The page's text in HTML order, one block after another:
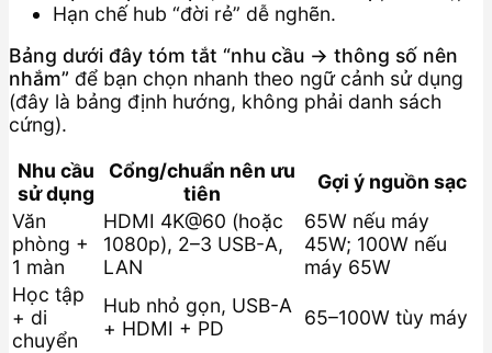
Hạn chế hub “đời rẻ” dễ nghẽn.
Bảng dưới đây tóm tắt “nhu cầu → thông số nên
nhắm” để bạn chọn nhanh theo ngữ cảnh sử dụng
(đây là bảng định hướng, không phải danh sách
cứng).
Nhu cầu
sử dụng
Cổng/chuẩn nên ưu
tiên
Gợi ý nguồn sạc
Văn
phòng +
1 màn
HDMI 4K@60 (hoặc
1080p), 2–3 USB-A,
LAN
65W nếu máy
45W; 100W nếu
máy 65W
Học tập
+ di
chuyển
Hub nhỏ gọn, USB-A
+ HDMI + PD
65–100W tùy máy